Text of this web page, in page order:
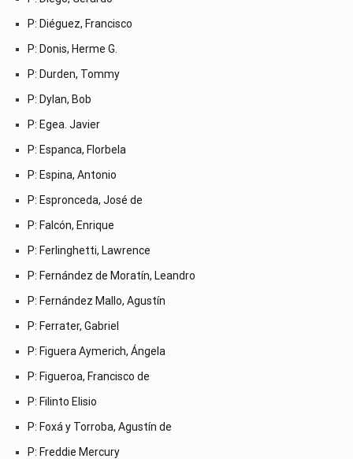
P: Diéguez, Francisco
P: Donis, Herme G.
P: Durden, Tommy
P: Dylan, Bob
P: Egea. Javier
P: Espanca, Florbela
P: Espina, Antonio
P: Espronceda, José de
P: Falcón, Enrique
P: Ferlinghetti, Lawrence
P: Fernández de Moratín, Leandro
P: Fernández Mallo, Agustín
P: Ferrater, Gabriel
P: Figuera Aymerich, Ángela
P: Figueroa, Francisco de
P: Filinto Elisio
P: Foxá y Torroba, Agustín de
P: Freddie Mercury